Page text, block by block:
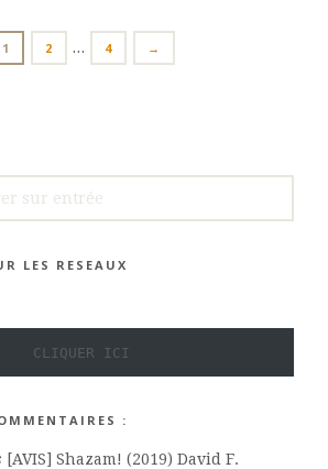
PAGE
1 PAGE
2 … PAGE
4 →
LES RESEAUX
CLIQUER ICI
:
[AVIS] Shazam! (2019) David F.